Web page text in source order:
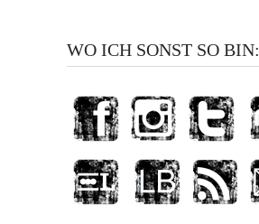
WO ICH SONST SO BIN: